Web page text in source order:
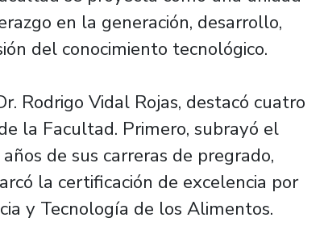
en la generación, desarrollo,
del conocimiento tecnológico.
Rodrigo Vidal Rojas, destacó cuatro
la Facultad. Primero, subrayó el
de sus carreras de pregrado,
la certificación de excelencia por
y Tecnología de los Alimentos.